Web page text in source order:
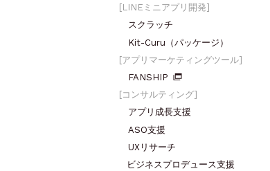
LINEミニアプリ開発
スクラッチ
Kit-Curu（パッケージ）
アプリマーケティングツール
FANSHIP
コンサルティング
アプリ成長支援
ASO支援
UXリサーチ
ビジネスプロデュース支援